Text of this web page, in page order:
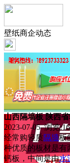
壁纸商企动态
山西隔墙板 陕西
2023-07-05 浏览:
经常购轻质隔墙板
种优质的板材是有
钙板，中间是由水